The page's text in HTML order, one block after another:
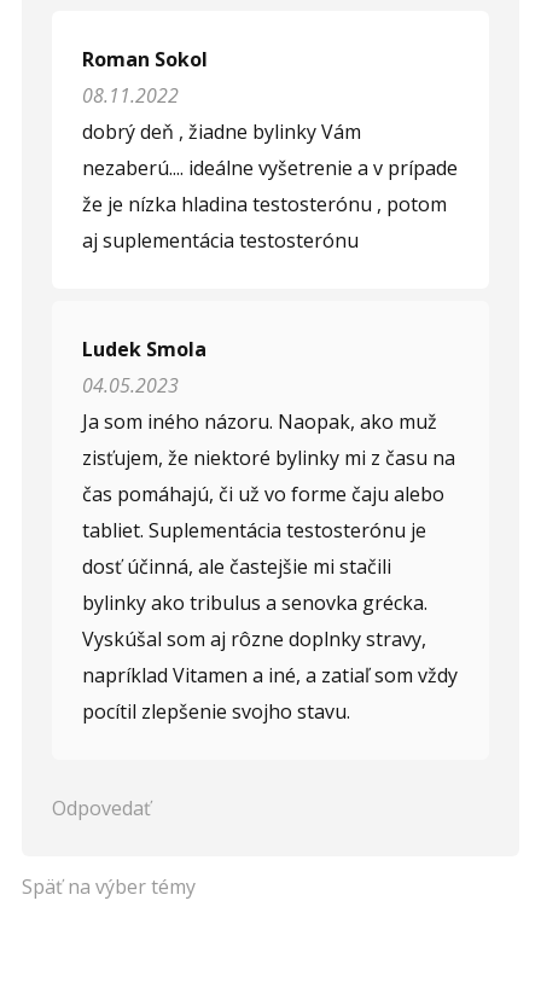
Roman Sokol
08.11.2022
dobrý deň , žiadne bylinky Vám
nezaberú.... ideálne vyšetrenie a v prípade
že je nízka hladina testosterónu , potom
aj suplementácia testosterónu
Ludek Smola
04.05.2023
Ja som iného názoru. Naopak, ako muž
zisťujem, že niektoré bylinky mi z času na
čas pomáhajú, či už vo forme čaju alebo
tabliet. Suplementácia testosterónu je
dosť účinná, ale častejšie mi stačili
bylinky ako tribulus a senovka grécka.
Vyskúšal som aj rôzne doplnky stravy,
napríklad Vitamen a iné, a zatiaľ som vždy
pocítil zlepšenie svojho stavu.
Odpovedať
Späť na výber témy